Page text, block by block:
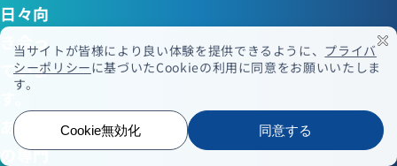
日々向
き合っ
ていま
す。
あなた
の専門